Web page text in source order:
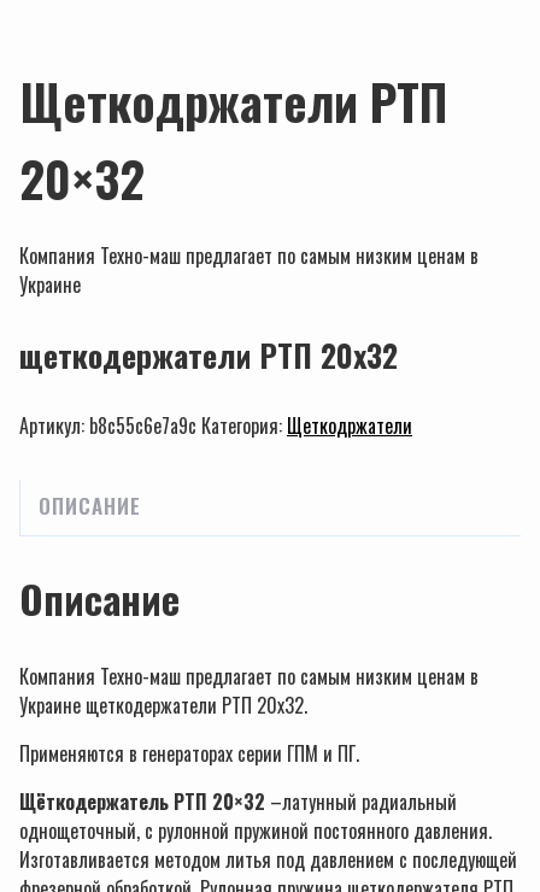
Щеткодржатели РТП
20×32
Компания Техно-маш предлагает по самым низким ценам в
Украине
щеткодержатели РТП 20х32
Артикул: b8c55c6e7a9c Категория: Щеткодржатели
ОПИСАНИЕ
Описание
Компания Техно-маш предлагает по самым низким ценам в
Украине щеткодержатели РТП 20х32.
Применяются в генераторах серии ГПМ и ПГ.
Щёткодержатель РТП 20×32 –латунный радиальный
однощеточный, с рулонной пружиной постоянного давления.
Изготавливается методом литья под давлением с последующей